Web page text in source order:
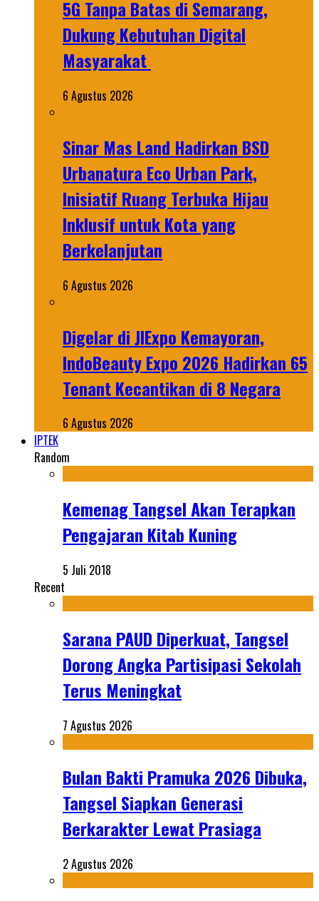
5G Tanpa Batas di Semarang,
Dukung Kebutuhan Digital
Masyarakat
6 Agustus 2026
Sinar Mas Land Hadirkan BSD
Urbanatura Eco Urban Park,
Inisiatif Ruang Terbuka Hijau
Inklusif untuk Kota yang
Berkelanjutan
6 Agustus 2026
Digelar di JIExpo Kemayoran,
IndoBeauty Expo 2026 Hadirkan 65
Tenant Kecantikan di 8 Negara
6 Agustus 2026
IPTEK
Random
Kemenag Tangsel Akan Terapkan
Pengajaran Kitab Kuning
5 Juli 2018
Recent
Sarana PAUD Diperkuat, Tangsel
Dorong Angka Partisipasi Sekolah
Terus Meningkat
7 Agustus 2026
Bulan Bakti Pramuka 2026 Dibuka,
Tangsel Siapkan Generasi
Berkarakter Lewat Prasiaga
2 Agustus 2026